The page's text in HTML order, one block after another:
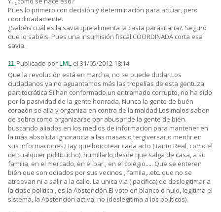
Pues lo primero con decisión y determinación para actuar, pero
coordinadamente.
¿Sabéis cuál es la savia que alimenta la casta parasitaria?. Seguro
que lo sabéis. Pues una insumisión fiscal COORDINADA corta esa
savia.
11.Publicado por LML el 31/05/2012 18:14
Que la revolución está en marcha, no se puede dudar.Los
ciudadanos ya no aguantamos más las tropelías de esta gentuza
partitocrática.Si han conformado un entramado corrupto, no ha sido
por la pasividad de la gente honrada. Nunca la gente de buén
corazón se alía y organiza en contra de la maldad.Los malos saben
de sobra como organizarse par abusar de la gente de bién.
buscando aliados en los medios de informacion para mantener en
la más absoluta ignorancia a las masas o tergiversar o mentir en
sus informaciones.Hay que boicotear cada acto ( tanto Real, como el
de cualquier politicucho), humillarlo,desde que salga de casa, a su
familia, en el mercado, en el bar , en el colegio..... Que se enteren
bién que son odiados por sus vecinos , famila,..etc. que no se
atreevan ni a salir a la calle. La unica via ( pacífica) de deslegitimar a
la clase política , es la Abstención.El voto en blanco o nulo, legitima el
sistema, la Abstención activa, no (deslegitima a los políticos).